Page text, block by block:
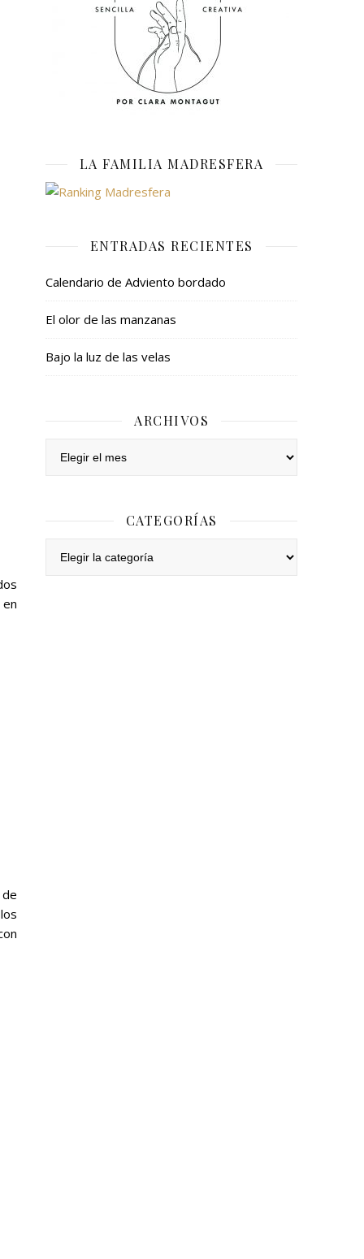
LA FAMILIA MADRESFERA
ENTRADAS RECIENTES
Calendario de Adviento bordado
El olor de las manzanas
Bajo la luz de las velas
ARCHIVOS
CATEGORÍAS